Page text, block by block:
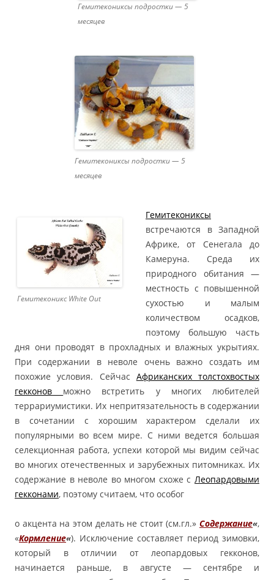
Гемитекониксы подростки — 5
месяцев
Гемитекониксы подростки — 5
месяцев
Гемитеконикс White Out
Гемитекониксы
встречаются в Западной
Африке, от Сенегала до
Камеруна. Среда их
природного обитания —
местность с повышенной
сухостью и малым
количеством осадков,
поэтому большую часть
дня они проводят в прохладных и влажных укрытиях.
При содержании в неволе очень важно создать им
похожие условия. Сейчас Африканских толстохвостых
гекконов можно встретить у многих любителей
террариумистики. Их непритязательность в содержании
в сочетании с хорошим характером сделали их
популярными во всем мире. С ними ведется большая
селекционная работа, успехи которой мы видим сейчас
во многих отечественных и зарубежных питомниках. Их
содержание в неволе во многом схоже с Леопардовыми
гекконами, поэтому считаем, что особог
о акцента на этом делать не стоит (см.гл.» Содержание«,
«Кормление«). Исключение составляет период зимовки,
который в отличии от леопардовых гекконов,
начинается раньше, в августе — сентябре и